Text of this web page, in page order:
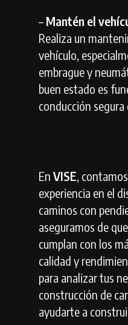
– Mantén el
Realiza un
vehículo,
embrague y
buen estado es
conducción
En VISE,
experiencia en el
caminos con
aseguramos de
cumplan con los
calidad y
para analizar tus
construcción de
ayudarte a